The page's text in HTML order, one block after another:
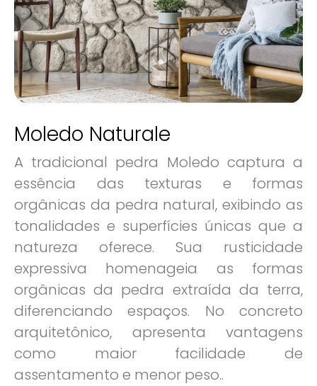
Moledo Naturale
A tradicional pedra Moledo captura a
essência das texturas e formas
orgânicas da pedra natural, exibindo as
tonalidades e superfícies únicas que a
natureza oferece. Sua rusticidade
expressiva homenageia as formas
orgânicas da pedra extraída da terra,
diferenciando espaços. No concreto
arquitetônico, apresenta vantagens
como maior facilidade de
assentamento e menor peso..